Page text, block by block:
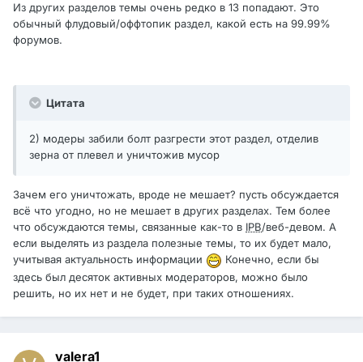
Из других разделов темы очень редко в 13 попадают. Это
обычный флудовый/оффтопик раздел, какой есть на 99.99%
форумов.
Цитата
2) модеры забили болт разгрести этот раздел, отделив
зерна от плевел и уничтожив мусор
Зачем его уничтожать, вроде не мешает? пусть обсуждается
всё что угодно, но не мешает в других разделах. Тем более
что обсуждаются темы, связанные как-то в IPB/веб-девом. А
если выделять из раздела полезные темы, то их будет мало,
учитывая актуальность информации
Конечно, если бы
здесь был десяток активных модераторов, можно было
решить, но их нет и не будет, при таких отношениях.
valera1